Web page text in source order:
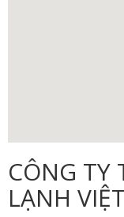
CÔNG TY
LẠNH